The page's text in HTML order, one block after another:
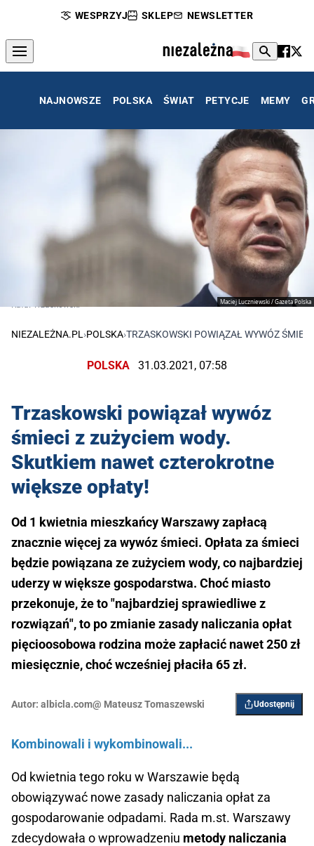
WESPRZYJ SKLEP NEWSLETTER
NAJNOWSZE POLSKA ŚWIAT PETYCJE MEMY
Maciej Luczniewski / Gazeta Polska
Rafał Trzaskowski
NIEZALEŻNA.PL›POLSKA›TRZASKOWSKI POWIĄZAŁ WYWÓZ
POLSKA 31.03.2021, 07:58
Trzaskowski powiązał wywóz
śmieci z zużyciem wody.
Skutkiem nawet czterokrotne
większe opłaty!
Od 1 kwietnia mieszkańcy Warszawy zapłacą
znacznie więcej za wywóz śmieci. Opłata za śmieci
będzie powiązana ze zużyciem wody, co najbardziej
uderzy w większe gospodarstwa. Choć miasto
przekonuje, że to "najbardziej sprawiedliwe z
rozwiązań", to po zmianie zasady naliczania opłat
pięcioosobowa rodzina może zapłacić nawet 250 zł
miesięcznie, choć wcześniej płaciła 65 zł.
Autor: albicla.com@ Mateusz Tomaszewski Udostępnij
Kombinowali i wykombinowali...
Od kwietnia tego roku w Warszawie będą
obowiązywać nowe zasady naliczania opłat za
gospodarowanie odpadami. Rada m.st. Warszawy
zdecydowała o wprowadzeniu metody naliczania